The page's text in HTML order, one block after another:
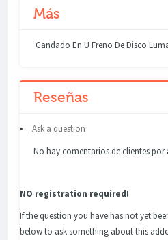
Más
Candado En U Freno De Disco
Reseñas
Ask a question
No hay comentarios de clientes por
NO registration required!
If the question you have has not yet
below to ask something about this